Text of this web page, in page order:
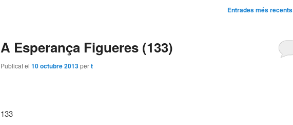
Entrades més recents
A Esperança Figueres (133)
Publicat el 10 octubre 2013pert
133